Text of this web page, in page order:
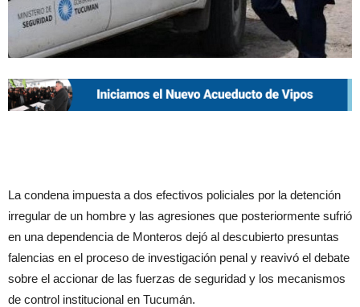
La condena impuesta a dos efectivos policiales por la detención
irregular de un hombre y las agresiones que posteriormente sufrió
en una dependencia de Monteros dejó al descubierto presuntas
falencias en el proceso de investigación penal y reavivó el debate
sobre el accionar de las fuerzas de seguridad y los mecanismos
de control institucional en Tucumán.